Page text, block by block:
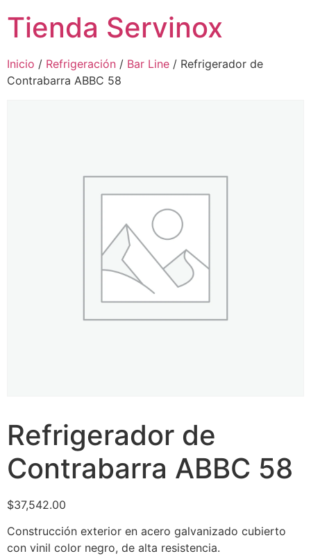
Tienda Servinox
Inicio / Refrigeración / Bar Line / Refrigerador de
Contrabarra ABBC 58
Refrigerador de
Contrabarra ABBC 58
$37,542.00
Construcción exterior en acero galvanizado cubierto
con vinil color negro, de alta resistencia.